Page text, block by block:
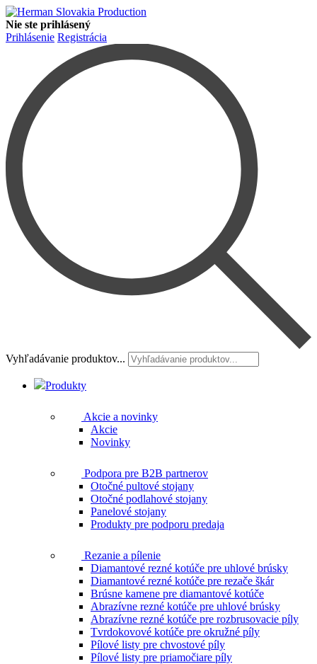
Nie ste prihlásený
Prihlásenie Registrácia
Vyhľadávanie produktov...
Produkty
Akcie a novinky
Akcie
Novinky
Podpora pre B2B partnerov
Otočné pultové stojany
Otočné podlahové stojany
Panelové stojany
Produkty pre podporu predaja
Rezanie a pílenie
Diamantové rezné kotúče pre uhlové brúsky
Diamantové rezné kotúče pre rezače škár
Brúsne kamene pre diamantové kotúče
Abrazívne rezné kotúče pre uhlové brúsky
Abrazívne rezné kotúče pre rozbrusovacie píly
Tvrdokovové kotúče pre okružné píly
Pílové listy pre chvostové píly
Pílové listy pre priamočiare píly